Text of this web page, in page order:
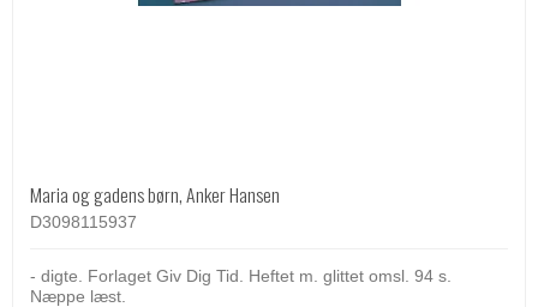
Maria og gadens børn, Anker Hansen
D3098115937
- digte. Forlaget Giv Dig Tid. Heftet m. glittet omsl. 94 s.
Næppe læst.